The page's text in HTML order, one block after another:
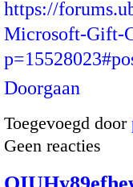
https://
Microsoft-Gift-
Doorgaan
Toegevoegd door
Geen reacties